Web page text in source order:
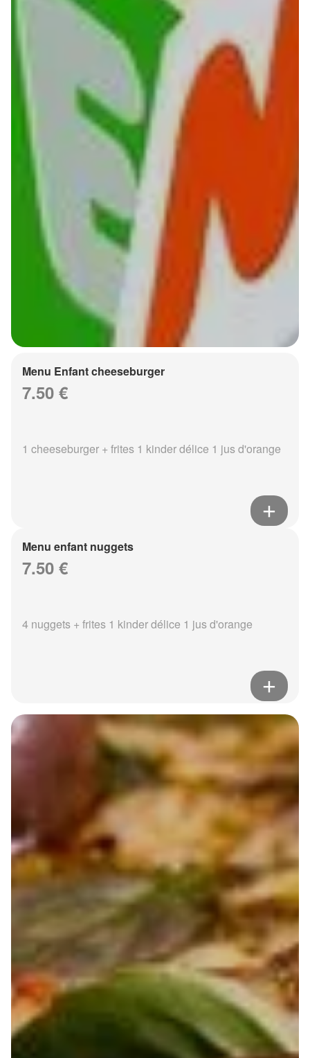
Menu Enfant cheeseburger
7.50 €
1 cheeseburger + frites 1 kinder délice 1 jus d'orange
Menu enfant nuggets
7.50 €
4 nuggets + frites 1 kinder délice 1 jus d'orange